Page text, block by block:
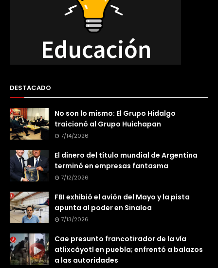
DESTACADO
No son lo mismo: El Grupo Hidalgo
traicionó al Grupo Huichapan
7/14/2026
El dinero del título mundial de Argentina
terminó en empresas fantasma
7/12/2026
FBI exhibió el avión del Mayo y la pista
apunta al poder en Sinaloa
7/13/2026
Cae presunto francotirador de la vía
atlixcáyotl en puebla; enfrentó a balazos
a las autoridades